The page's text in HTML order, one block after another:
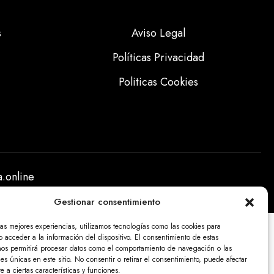
Gestionar consentimiento
mejores experiencias, utilizamos tecnologías como las cookies para
acceder a la información del dispositivo. El consentimiento de estas
permitirá procesar datos como el comportamiento de navegación o las
únicas en este sitio. No consentir o retirar el consentimiento, puede afectar
a ciertas características y funciones.
Aviso Legal
Políticas Privacidad
Politicas Cookies